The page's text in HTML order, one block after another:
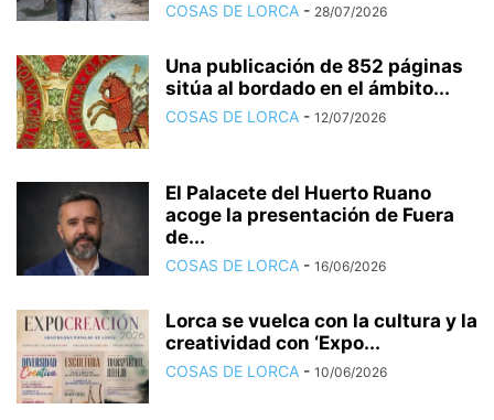
COSAS DE LORCA - 28/07/2026
Una publicación de 852 páginas
sitúa al bordado en el ámbito...
COSAS DE LORCA - 12/07/2026
El Palacete del Huerto Ruano
acoge la presentación de Fuera
de...
COSAS DE LORCA - 16/06/2026
Lorca se vuelca con la cultura y la
creatividad con ‘Expo...
COSAS DE LORCA - 10/06/2026